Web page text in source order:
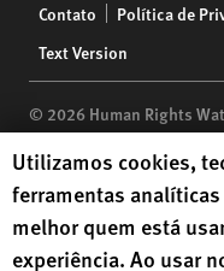
menu
Contato Política de
Text Version
© 2026 Human Rights
Human Rights Watch| 350
10118-3299USA|t
Human Rights Watch is a
under EIN: 13-2875808
Human Rights Watch
Utilizamos cookies,
ferramentas
melhor quem está
experiência. Ao usar